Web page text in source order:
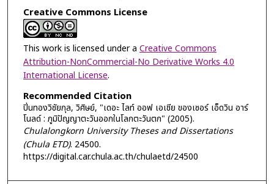
Creative Commons License
This work is licensed under a Creative Commons
Attribution-NonCommercial-No Derivative Works 4.0
International License.
Recommended Citation
ปิ่นทองวิชัยกุล, วิศิษย์, "เดอะ ไลท์ ออฟ เอเชีย ของเซอร์ เอ็ดวิน อาร์
โนลด์ : ภูมิปัญญาตะวันออกในโลกตะวันตก" (2005).
Chulalongkorn University Theses and Dissertations
(Chula ETD). 24500.
https://digital.car.chula.ac.th/chulaetd/24500